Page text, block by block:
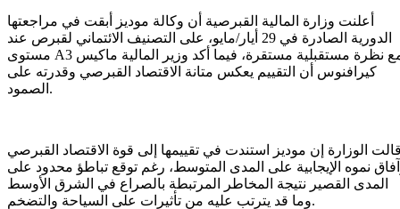
أعلنت وزارة المالية القبرصية أن وكالة موديز أبقت في مراجعتها
الدورية الصادرة في 29 أيار/مايو، على التصنيف الائتماني لقبرص عند
مستوى A3 مع نظرة مستقبلية مستقرة، فيما أكد وزير المالية ماكيس
كيرافنوس أن التقييم يعكس متانة الاقتصاد القبرصي وقدرته على
الصمود.
الوزارة إن موديز استندت في تقييمها إلى قوة الاقتصاد القبرصي
نموه الإيجابية على المدى المتوسط، رغم توقع تباطؤ محدود على
المدى القصير نتيجة المخاطر المرتبطة بالصراع في الشرق الأوسط
وما قد يترتب عليه من تأثيرات على السياحة والتضخم.